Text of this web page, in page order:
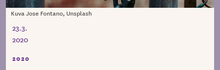
Kuva Jose Fontano, Unsplash
23.3.
2020
2020